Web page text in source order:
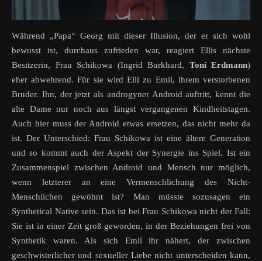
Während „Papa“ Georg mit dieser Illusion, der er sich wohl
bewusst ist, durchaus zufrieden war, reagiert Ellis nächste
Besitzerin, Frau Schikowa (Ingrid Burkhard, Toni Erdmann)
eher abwehrend. Für sie wird Elli zu Emil, ihrem verstorbenen
Bruder. Ihn, der jetzt als androgyner Android auftritt, kennt die
alte Dame nur noch aus längst vergangenen Kindheitstagen.
Auch hier muss der Android etwas ersetzen, das nicht mehr da
ist. Der Unterschied: Frau Schikowa ist eine ältere Generation
und so kommt auch der Aspekt der Synergie ins Spiel. Ist ein
Zusammenspiel zwischen Android und Mensch nur möglich,
wenn letzterer an eine Vermenschlichung des Nicht-
Menschlichen gewöhnt ist? Man müsste sozusagen ein
Synthetical Native sein. Das ist bei Frau Schikowa nicht der Fall:
Sie ist in einer Zeit groß geworden, in der Beziehungen frei von
Synthetik waren. Als sich Emil ihr nähert, der zwischen
geschwisterlicher und sexueller Liebe nicht unterscheiden kann,